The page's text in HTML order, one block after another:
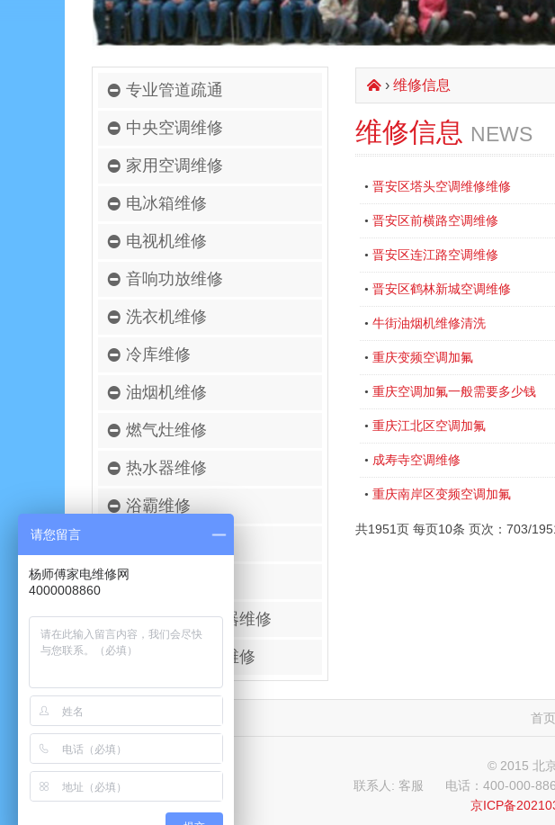
专业管道疏通
中央空调维修
家用空调维修
电冰箱维修
电视机维修
音响功放维修
洗衣机维修
冷库维修
油烟机维修
燃气灶维修
热水器维修
浴霸维修
壁挂炉维修
进口空气净化器维修
太阳能热水器维修
󰄫› 维修信息
维修信息 NEWS
• 晋安区塔头空调维修维修
• 晋安区前横路空调维修
• 晋安区连江路空调维修
• 晋安区鹤林新城空调维修
• 牛街油烟机维修清洗
• 重庆变频空调加氟
• 重庆空调加氟一般需要多少钱
• 重庆江北区空调加氟
• 成寿寺空调维修
• 重庆南岸区变频空调加氟
共1951页 每页10条 页次：703/
首页
© 2015 北
联系人: 客服
电话：400-000-
京ICP备
请您留言
杨师傅家电维修网
4000008860